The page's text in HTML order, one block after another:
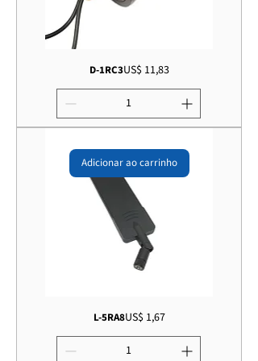
D-1RC3Preço
US$ 11,83
Adicionar ao carrinho
L-5RA8Preço
US$ 1,67